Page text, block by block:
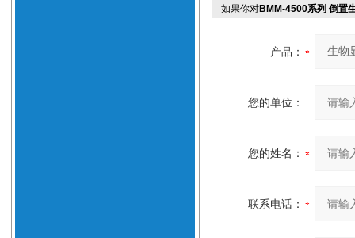
如果你对BMM-4500系列 倒置
产品：
您的单位：
您的姓名：
联系电话：